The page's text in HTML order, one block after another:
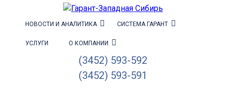
НОВОСТИ И АНАЛИТИКА СИСТЕМА ГАРАНТ
УСЛУГИ О КОМПАНИИ
(3452) 593-592
(3452) 593-591